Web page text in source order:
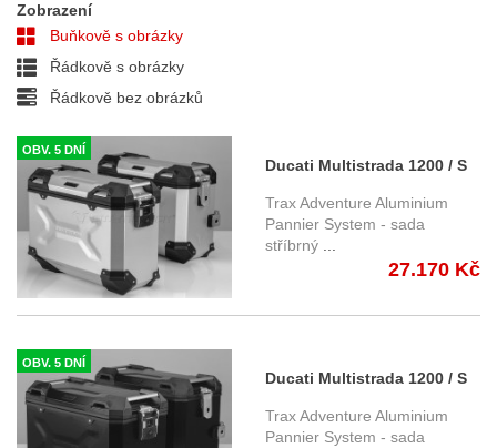
Zobrazení
Buňkově s obrázky
Řádkově s obrázky
Řádkově bez obrázků
OBV. 5 DNÍ
Ducati Multistrada 1200 / S
(10-14) - sada bočních kufrů
TRAX Adventure 37/37 l. s
nosiči - stříbrné
KFT.22.140.70000/S
Trax Adventure Aluminium
Pannier System - sada
stříbrný
27.170 Kč
OBV. 5 DNÍ
Ducati Multistrada 1200 / S
(10-14) - sada bočních kufrů
TRAX Adventure 45/45 l. s
Trax Adventure Aluminium
Pannier System - sada